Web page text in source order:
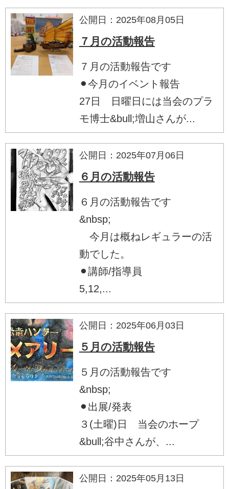
公開日：2025年08月05日
７月の活動報告
７月の活動報告です
⚫︎今月のイベント報告
27日 日曜日には当会のプラ
モ博士&bull;増山さんが...
公開日：2025年07月06日
６月の活動報告
６月の活動報告です
&nbsp;
今月は概ねレギュラーの活
動でした。
⚫︎講師/指導員
5,12,...
公開日：2025年06月03日
５月の活動報告
５月の活動報告です
&nbsp;
⚫︎出展/発表
３(土曜)日 当会のホープ
&bull;谷中さんが、...
公開日：2025年05月13日